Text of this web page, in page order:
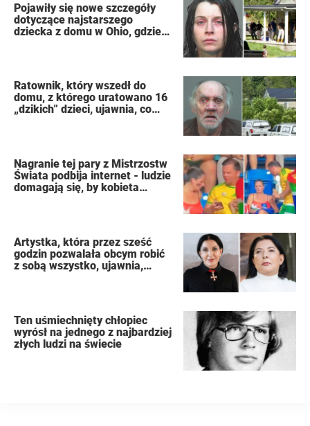
Pojawiły się nowe szczegóły
dotyczące najstarszego
dziecka z domu w Ohio, gdzie
Ratownik, który wszedł do
domu, z którego uratowano 16
„dzikich” dzieci, ujawnia, co
Nagranie tej pary z Mistrzostw
Świata podbija internet - ludzie
domagają się, by kobieta
Artystka, która przez sześć
godzin pozwalała obcym robić
z sobą wszystko, ujawnia,
Ten uśmiechnięty chłopiec
wyrósł na jednego z najbardziej
złych ludzi na świecie